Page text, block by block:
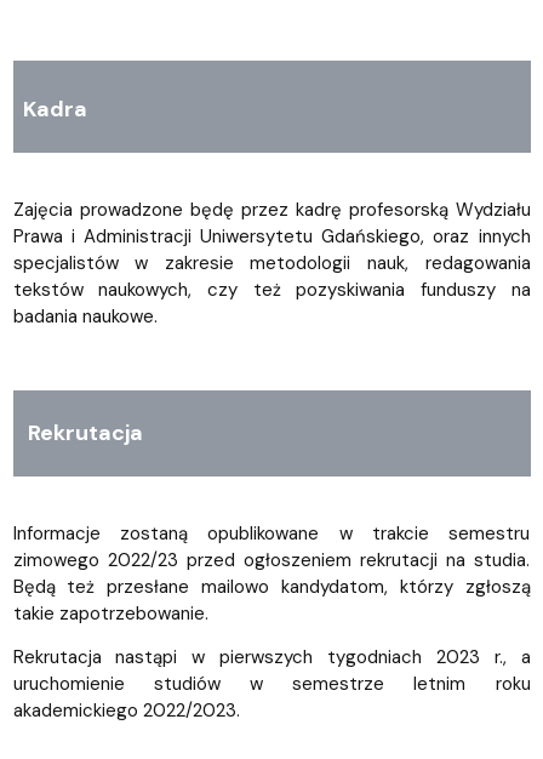
Kadra
Zajęcia prowadzone będę przez kadrę profesorską Wydziału
Prawa i Administracji Uniwersytetu Gdańskiego, oraz innych
specjalistów w zakresie metodologii nauk, redagowania
tekstów naukowych, czy też pozyskiwania funduszy na
badania naukowe.
Rekrutacja
Informacje zostaną opublikowane w trakcie semestru
zimowego 2022/23 przed ogłoszeniem rekrutacji na studia.
Będą też przesłane mailowo kandydatom, którzy zgłoszą
takie zapotrzebowanie.
Rekrutacja nastąpi w pierwszych tygodniach 2023 r., a
uruchomienie studiów w semestrze letnim roku
akademickiego 2022/2023.